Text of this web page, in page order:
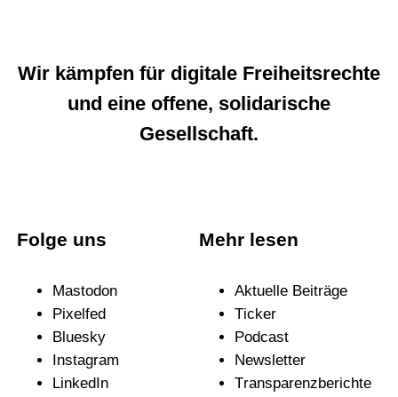
Wir kämpfen für digitale Freiheitsrechte
und eine offene, solidarische
Gesellschaft.
Folge uns
Mastodon
Pixelfed
Bluesky
Instagram
LinkedIn
Mehr lesen
Aktuelle Beiträge
Ticker
Podcast
News­letter
Trans­pa­renz­be­richte